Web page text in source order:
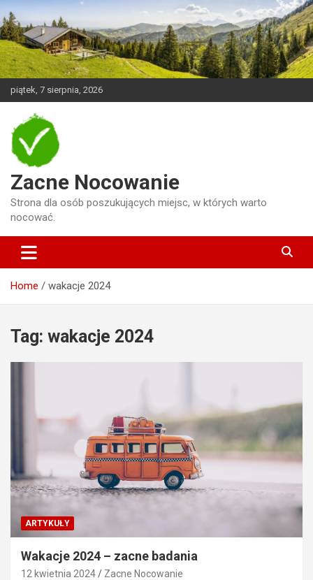
Skip
to
content
piątek, 7 sierpnia, 2026
Zacne Nocowanie
Strona dla osób poszukujących miejsc, w których warto
nocować.
Home wakacje 2024
Tag: wakacje 2024
ARTYKUŁY
Wakacje 2024 – zacne badania
12 kwietnia 2024 Zacne Nocowanie